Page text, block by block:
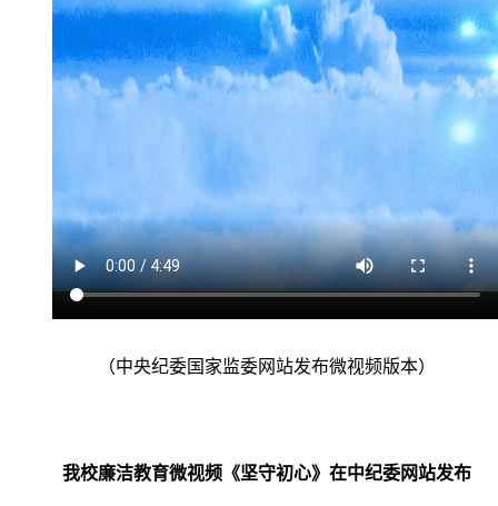
（中央纪委国家监委网站发布微视频版本）
我校廉洁教育微视频《坚守初心》在中纪委网站发布